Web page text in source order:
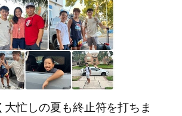
大忙しの夏も終止符を打ちま